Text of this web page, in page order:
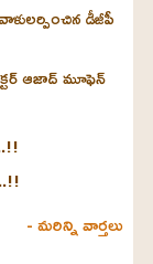
డీజీపీ
ఆజాద్ మూఫెన్
- మరిన్ని వార్తలు